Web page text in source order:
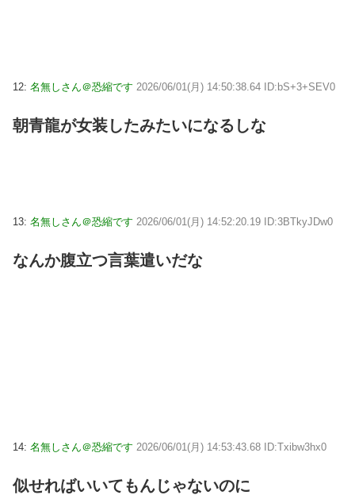
12: 名無しさん＠恐縮です 2026/06/01(月) 14:50:38.64 ID:bS+3+SEV0
朝青龍が女装したみたいになるしな
13: 名無しさん＠恐縮です 2026/06/01(月) 14:52:20.19 ID:3BTkyJDw0
なんか腹立つ言葉遣いだな
14: 名無しさん＠恐縮です 2026/06/01(月) 14:53:43.68 ID:Txibw3hx0
似せればいいてもんじゃないのに